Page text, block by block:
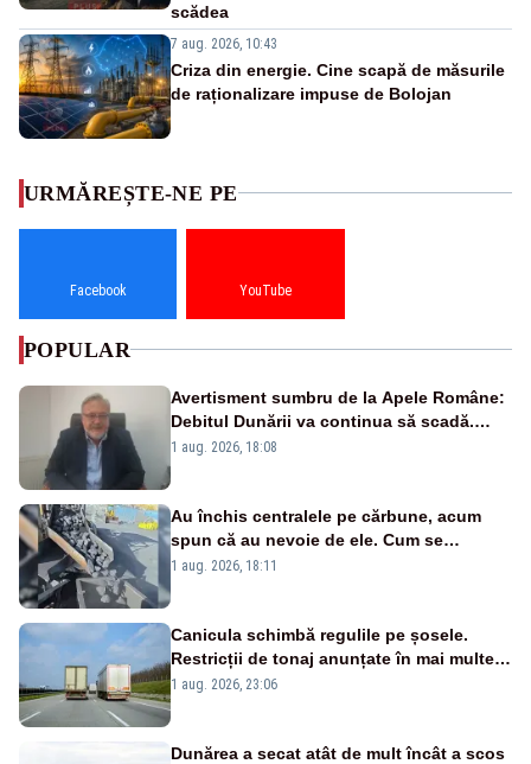
scădea
7 aug. 2026, 10:43
Criza din energie. Cine scapă de măsurile
de raționalizare impuse de Bolojan
URMĂREȘTE-NE PE
Facebook YouTube
POPULAR
Avertisment sumbru de la Apele Române:
Debitul Dunării va continua să scadă.
Cernavodă s-ar putea închide în 4 zile
1 aug. 2026, 18:08
Au închis centralele pe cărbune, acum
spun că au nevoie de ele. Cum se
pasează vina în plină criză energetică
1 aug. 2026, 18:11
Canicula schimbă regulile pe șosele.
Restricții de tonaj anunțate în mai multe
județe
1 aug. 2026, 23:06
Dunărea a secat atât de mult încât a scos